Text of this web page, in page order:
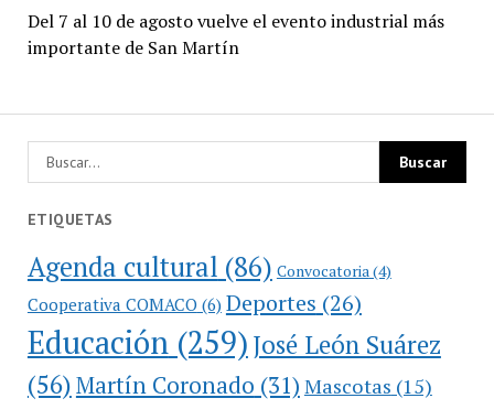
Del 7 al 10 de agosto vuelve el evento industrial más
importante de San Martín
ETIQUETAS
Agenda cultural (86) Convocatoria (4)
Cooperativa COMACO(6) Deportes (26)
Educación(259)José León Suárez
(56)Martín Coronado (31) Mascotas (15)